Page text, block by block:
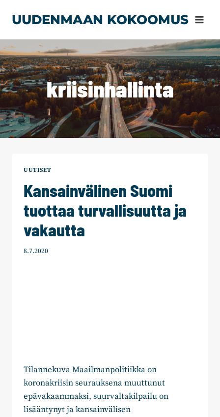
sisältöön
UUDENMAAN KOKOOMUS
kriisinhallinta
UUTISET
Kansainvälinen Suomi
tuottaa turvallisuutta ja
vakautta
8.7.2020
Tilannekuva Maailmanpolitiikka on
koronakriisin seurauksena muuttunut
epävakaammaksi, suurvaltakilpailu on
lisääntynyt ja kansainvälisen